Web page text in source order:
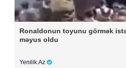
Ronaldonun toyunu görmək
məyus oldu
Yenilik.Az